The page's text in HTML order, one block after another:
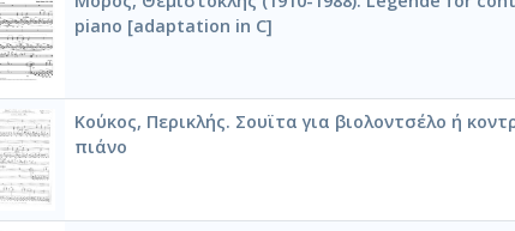
piano [adaptation in C]
Κούκος, Περικλής. Σουϊτα για βιολοντσέλο ή
πιάνο